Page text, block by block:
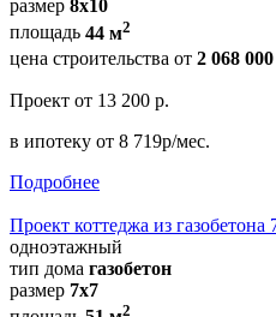
размер 8х10
площадь 44 м2
цена строительства от 2 068
Проект от 13 200 р.
в ипотеку от 8 719р/мес.
Подробнее
Проект коттеджа из газобетона
одноэтажный
тип дома газобетон
размер 7x7
2